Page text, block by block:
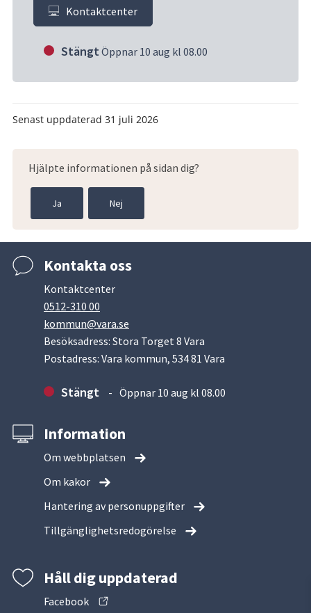
Kontaktcenter
Stängt Öppnar 10 aug kl 08.00
Senast uppdaterad 31 juli 2026
Hjälpte informationen på sidan dig?
Ja Nej
Kontakta oss
Kontaktcenter
0512-310 00
kommun@vara.se
Besöksadress: Stora Torget 8 Vara
Postadress: Vara kommun, 534 81 Vara
Stängt Öppnar 10 aug kl 08.00
Information
Om webbplatsen
Om kakor
Hantering av personuppgifter
Tillgänglighetsredogörelse
Håll dig uppdaterad
Facebook